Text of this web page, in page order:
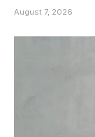
August 7, 2026